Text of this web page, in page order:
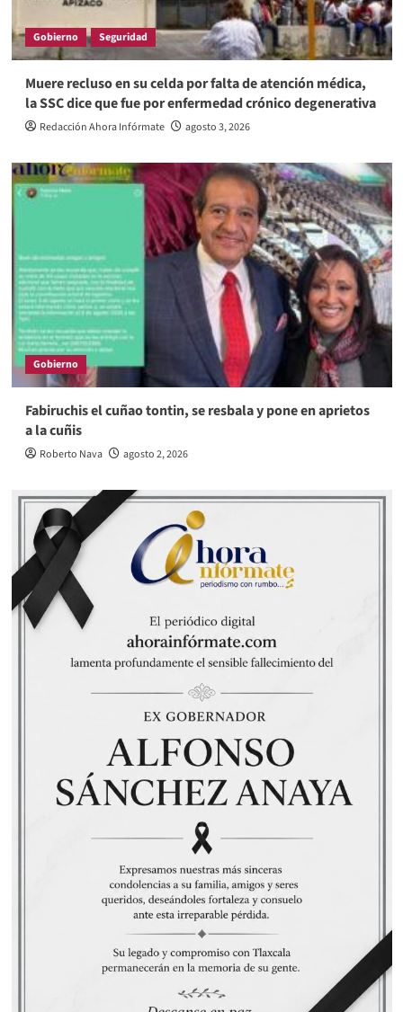
Gobierno Seguridad
Muere recluso en su celda por falta de atención médica,
la SSC dice que fue por enfermedad crónico degenerativa
Redacción Ahora Infórmate agosto 3, 2026
Gobierno
Fabiruchis el cuñao tontin, se resbala y pone en aprietos
a la cuñis
Roberto Nava agosto 2, 2026